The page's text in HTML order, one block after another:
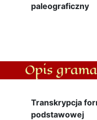
paleograficzny
Opis
Transkrypcja
podstawowej